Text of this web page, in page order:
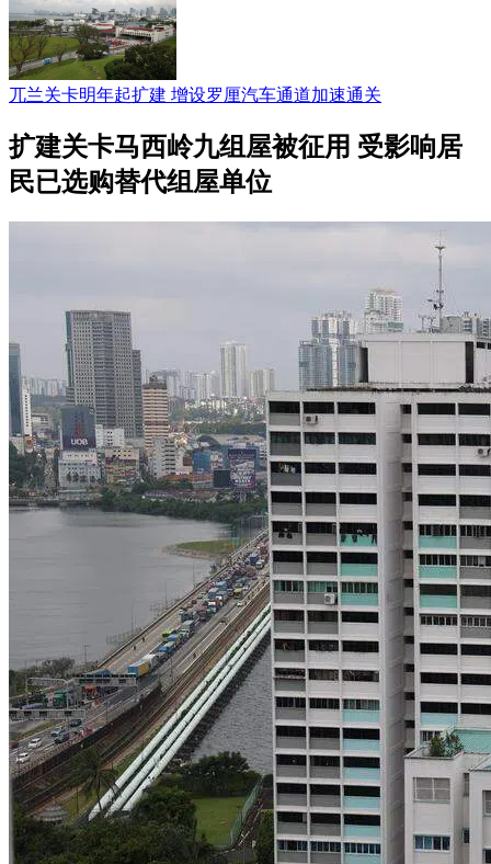
兀兰关卡明年起扩建 增设罗厘汽车通道加速通关
扩建关卡马西岭九组屋被征用 受影响居
民已选购替代组屋单位